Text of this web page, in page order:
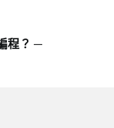
程？ ─